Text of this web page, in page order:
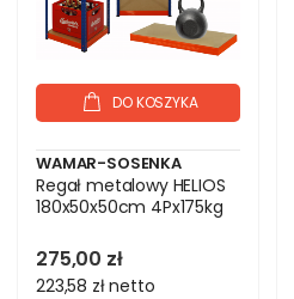
DO KOSZYKA
WAMAR-SOSENKA
Regał metalowy HELIOS
180x50x50cm 4Px175kg
275,00 zł
223,58 złnetto